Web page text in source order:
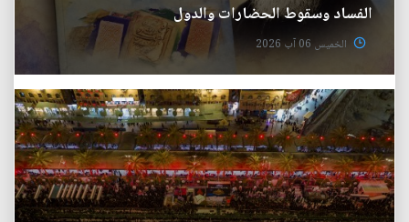
الفساد وسقوط الحضارات والدول
الخميس 06 آب 2026